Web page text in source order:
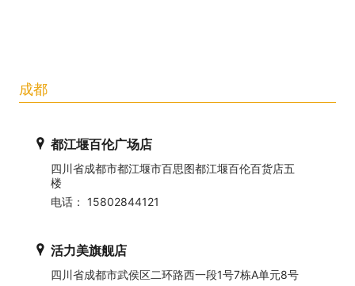
成都
都江堰百伦广场店
四川省成都市都江堰市百思图都江堰百伦百货店五
楼
电话： 15802844121
活力美旗舰店
四川省成都市武侯区二环路西一段1号7栋A单元8号